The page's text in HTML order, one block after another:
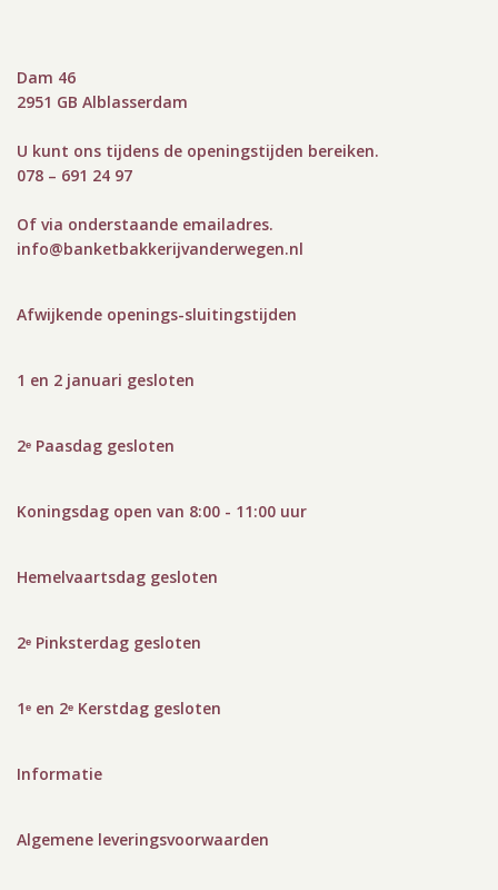
Dam 46
2951 GB Alblasserdam
U kunt ons tijdens de openingstijden bereiken.
078 – 691 24 97
Of via onderstaande emailadres.
info@banketbakkerijvanderwegen.nl
Afwijkende openings-sluitingstijden
1 en 2 januari gesloten
2ᵉ Paasdag gesloten
Koningsdag open van 8:00 - 11:00 uur
Hemelvaartsdag gesloten
2ᵉ Pinksterdag gesloten
1ᵉ en 2ᵉ Kerstdag gesloten
Informatie
Algemene leveringsvoorwaarden